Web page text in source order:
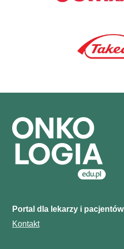
Portal dla lekarzy i pacjentów
Kontakt